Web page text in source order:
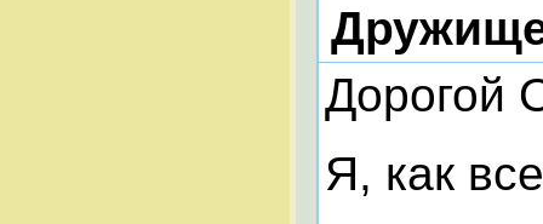
Дорогой
Я, как